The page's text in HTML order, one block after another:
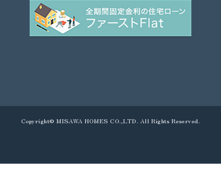
Copyright© MISAWA HOMES CO.,LTD. All Rights Reserved.